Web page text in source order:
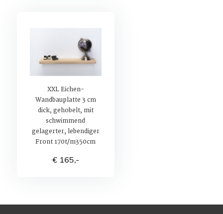
XXL Eichen-
Wandbauplatte 3 cm
dick, gehobelt, mit
schwimmend
gelagerter, lebendiger
Front 170t/m350cm
€ 165,-